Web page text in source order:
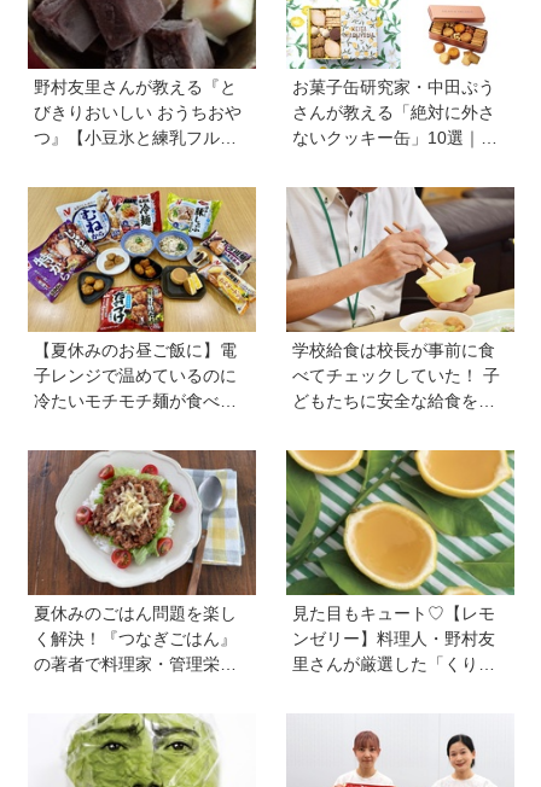
野村友里さんが教える『と
びきりおいしい おうちおや
つ』【小豆氷と練乳フルー
り！ 小学生でもお手伝いで
きる
お菓子缶研究家・中田ぷう
さんが教える「絶対に外さ
ないクッキー缶」10選｜マ
自分へのご褒美に！
【夏休みのお昼ご飯に】電
子レンジで温めているのに
冷たいモチモチ麺が食べら
リーズを試してみた｜育ち
盛りにおすすめプラス一品
も紹介♪
学校給食は校長が事前に食
べてチェックしていた！ 子
どもたちに安全な給食を届
た「検食」の現場を取材
夏休みのごはん問題を楽し
く解決！『つなぎごはん』
の著者で料理家・管理栄養
る「子どもと一緒に楽しめ
る夏休みレシピ」
見た目もキュート♡【レモ
ンゼリー】料理人・野村友
里さんが厳選した「くり返
から夏にピッタリなレシピ
をピックアップ